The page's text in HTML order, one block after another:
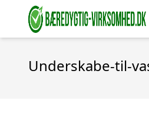
Underskabe-til-